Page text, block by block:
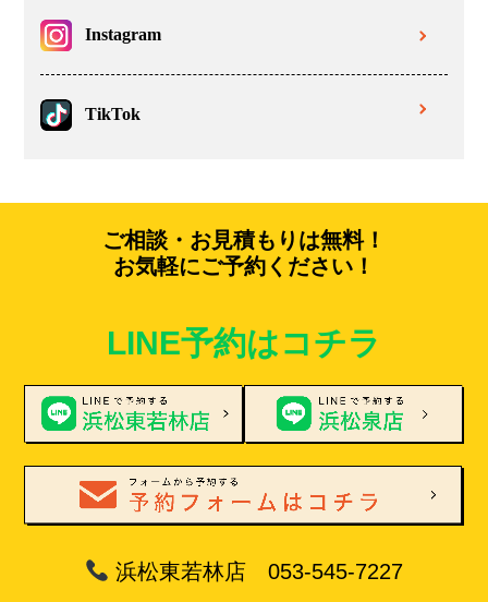
Instagram
TikTok
ご相談・お見積もりは無料！
お気軽にご予約ください！
LINE予約はコチラ
浜松東若林店 053-545-7227